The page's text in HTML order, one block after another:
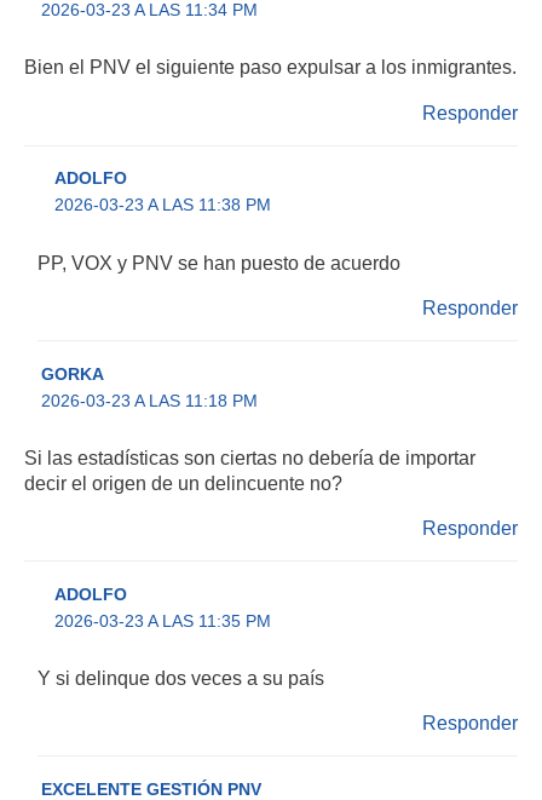
2026-03-23 A LAS 11:34 PM
Bien el PNV el siguiente paso expulsar a los inmigrantes.
Responder
ADOLFO
2026-03-23 A LAS 11:38 PM
PP, VOX y PNV se han puesto de acuerdo
Responder
GORKA
2026-03-23 A LAS 11:18 PM
Si las estadísticas son ciertas no debería de importar
decir el origen de un delincuente no?
Responder
ADOLFO
2026-03-23 A LAS 11:35 PM
Y si delinque dos veces a su país
Responder
EXCELENTE GESTIÓN PNV